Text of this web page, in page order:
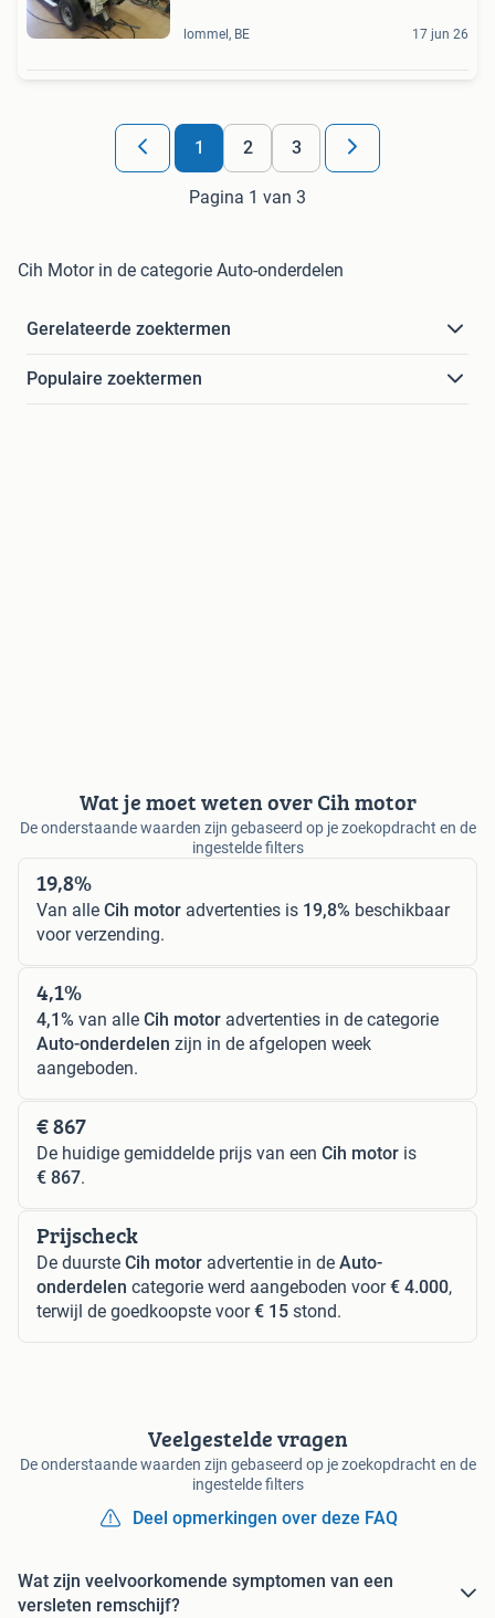
lommel, BE 17 jun 26
1 2 3
Pagina 1 van 3
Cih Motor in de categorie Auto-onderdelen
Gerelateerde zoektermen
Populaire zoektermen
Wat je moet weten over Cih motor
De onderstaande waarden zijn gebaseerd op je zoekopdracht en de
ingestelde filters
19,8%
Van alle Cih motor advertenties is 19,8% beschikbaar
voor verzending.
4,1%
4,1% van alle Cih motor advertenties in de categorie
Auto-onderdelen zijn in de afgelopen week
aangeboden.
€ 867
De huidige gemiddelde prijs van een Cih motor is
€ 867.
Prijscheck
De duurste Cih motor advertentie in de Auto-
onderdelen categorie werd aangeboden voor€ 4.000,
terwijl de goedkoopste voor€ 15 stond.
Veelgestelde vragen
De onderstaande waarden zijn gebaseerd op je zoekopdracht en de
ingestelde filters
Deel opmerkingen over deze FAQ
Wat zijn veelvoorkomende symptomen van een
versleten remschijf?